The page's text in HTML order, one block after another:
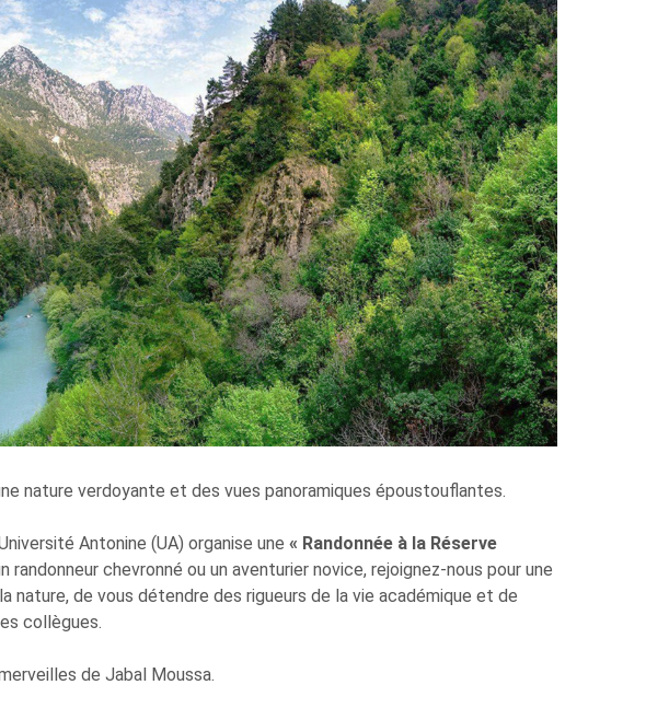
nature verdoyante et des vues panoramiques époustouflantes.
Antonine (UA) organise une « Randonnée à la Réserve
randonneur chevronné ou un aventurier novice, rejoignez-nous pour une
de vous détendre des rigueurs de la vie académique et de
collègues.
de Jabal Moussa.